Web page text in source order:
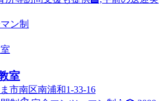
ン制
室
市南区南浦和1-33-16